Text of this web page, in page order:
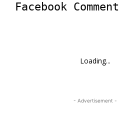
Facebook Comment
Loading...
- Advertisement -